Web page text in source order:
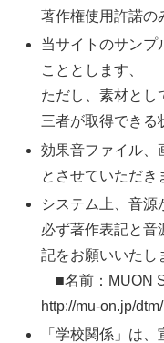
著作権使用許諾の
当サイトのサンプ
こととします、
ただし、素材とし
三者が取得できる
効果音ファイル、
とさせていただき
システム上、音源
必ず著作表記と音
記をお願いいたし
■名前：MUON
http://mu-on.jp/dtm/
「学校関係」は